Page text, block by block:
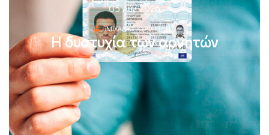
05 Αυγ 2026
ΜΙΧΆΛΗΣ ΚΥΡΙΑΚΊΔΗΣ
Η δυστυχία των αρνητών